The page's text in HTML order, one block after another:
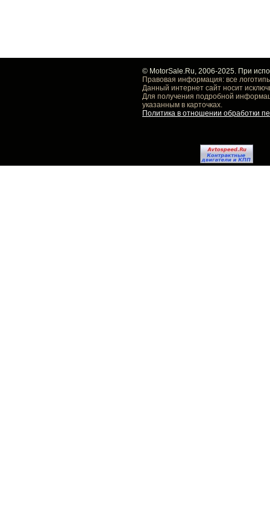
© MotorSale.Ru, 2006-2025. При
Правовая информация: все
Данный интернет сайт носит
Для получения подробной
указанным в карточках.
Политика в отношении обработки